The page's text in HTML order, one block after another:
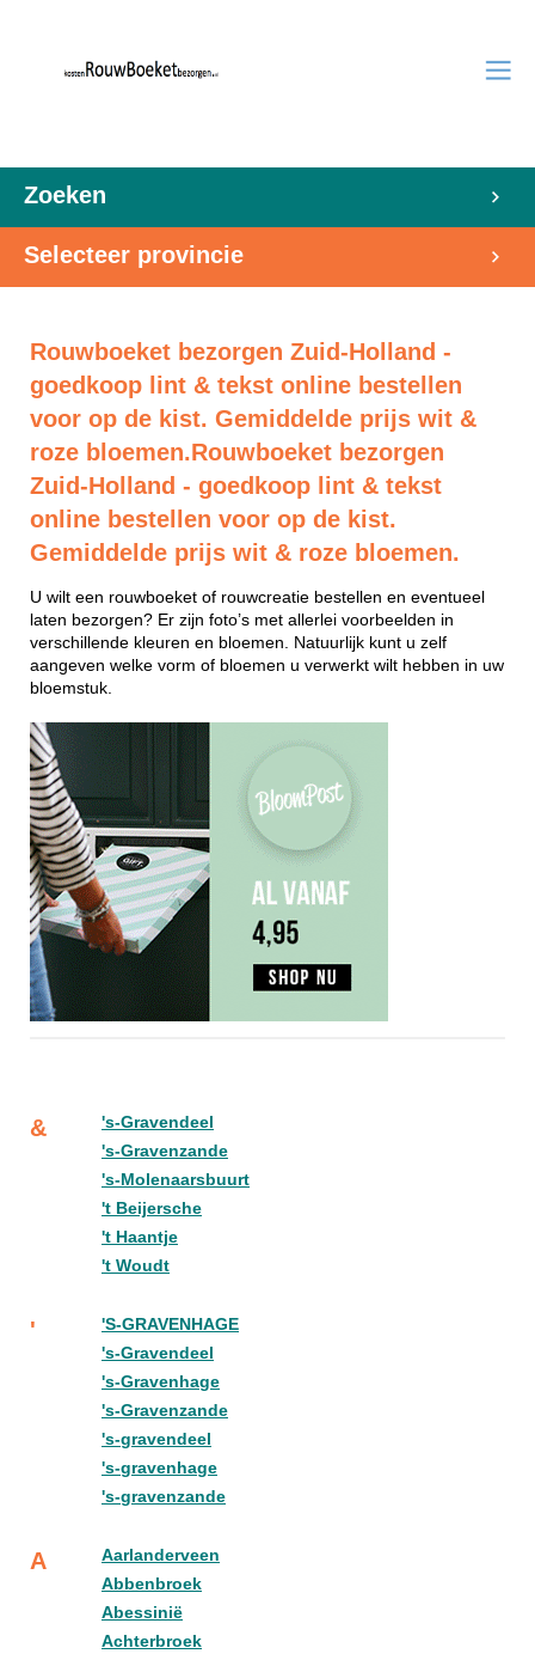
Zoeken
Selecteer provincie
Rouwboeket bezorgen Zuid-Holland -
goedkoop lint & tekst online bestellen
voor op de kist. Gemiddelde prijs wit &
roze bloemen.Rouwboeket bezorgen
Zuid-Holland - goedkoop lint & tekst
online bestellen voor op de kist.
Gemiddelde prijs wit & roze bloemen.
U wilt een rouwboeket of rouwcreatie bestellen en eventueel
laten bezorgen? Er zijn foto’s met allerlei voorbeelden in
verschillende kleuren en bloemen. Natuurlijk kunt u zelf
aangeven welke vorm of bloemen u verwerkt wilt hebben in uw
bloemstuk.
&
's-Gravendeel
's-Gravenzande
's-Molenaarsbuurt
't Beijersche
't Haantje
't Woudt
'
'S-GRAVENHAGE
's-Gravendeel
's-Gravenhage
's-Gravenzande
's-gravendeel
's-gravenhage
's-gravenzande
A
Aarlanderveen
Abbenbroek
Abessinië
Achterbroek